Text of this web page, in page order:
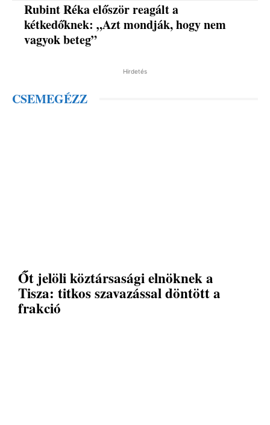
Rubint Réka először reagált a
kétkedőknek: „Azt mondják, hogy nem
vagyok beteg”
Hirdetés
CSEMEGÉZZ
Őt jelöli köztársasági elnöknek a
Tisza: titkos szavazással döntött a
frakció